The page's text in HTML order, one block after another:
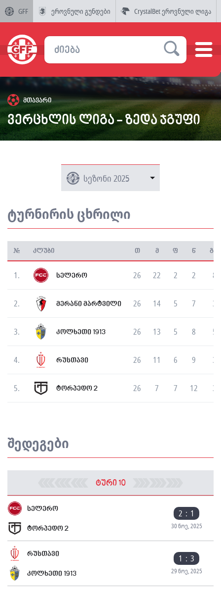
GFF ეროვნული გუნდები CrystalBet ეროვნული ლიგა
მთავარი
ვერცხლის ლიგა - ზედა ჯგუფი
ტურნირის ცხრილი
# კლუბი თ მ ფ წ
1. სელერო 26 22 2 2 85
2. მერანი მარტვილი 26 14 5 7 36
3. კოლხეთი 1913 26 13 5 8 56
4. რუსთავი 26 11 6 9 39
5. ტორპედო 2 26 7 7 12 35
შედეგები
ტური 10
სელერო 2 : 1
30 ნოე, 2025
ტორპედო 2
რუსთავი 1 : 3
29 ნოე, 2025
კოლხეთი 1913